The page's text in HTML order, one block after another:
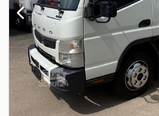
preprava / doručenie v rámci
tretích krajín WhatsApp pre
jazyky: